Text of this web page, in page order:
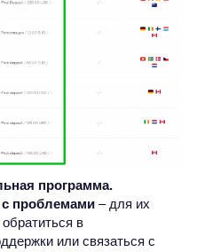
программа.
с проблемами – для их
в
или связаться с